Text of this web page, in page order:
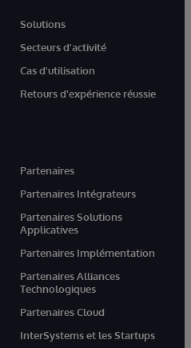
Solutions
Secteurs d'activité
Cas d'utilisation
Retours d'expérience réussie
Partenaires
Partenaires Intégrateurs
Partenaires Solutions
Applicatives
Partenaires Implémentation
Partenaires Alliances
Technologiques
Partenaires Cloud
InterSystems et les Startups